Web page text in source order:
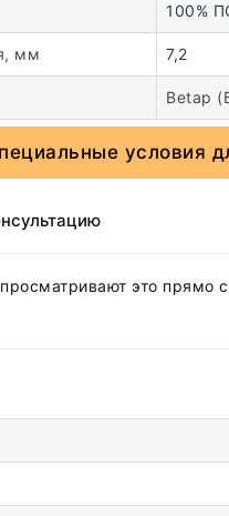
100%
мм 7,2
Betap
условия
это прямо